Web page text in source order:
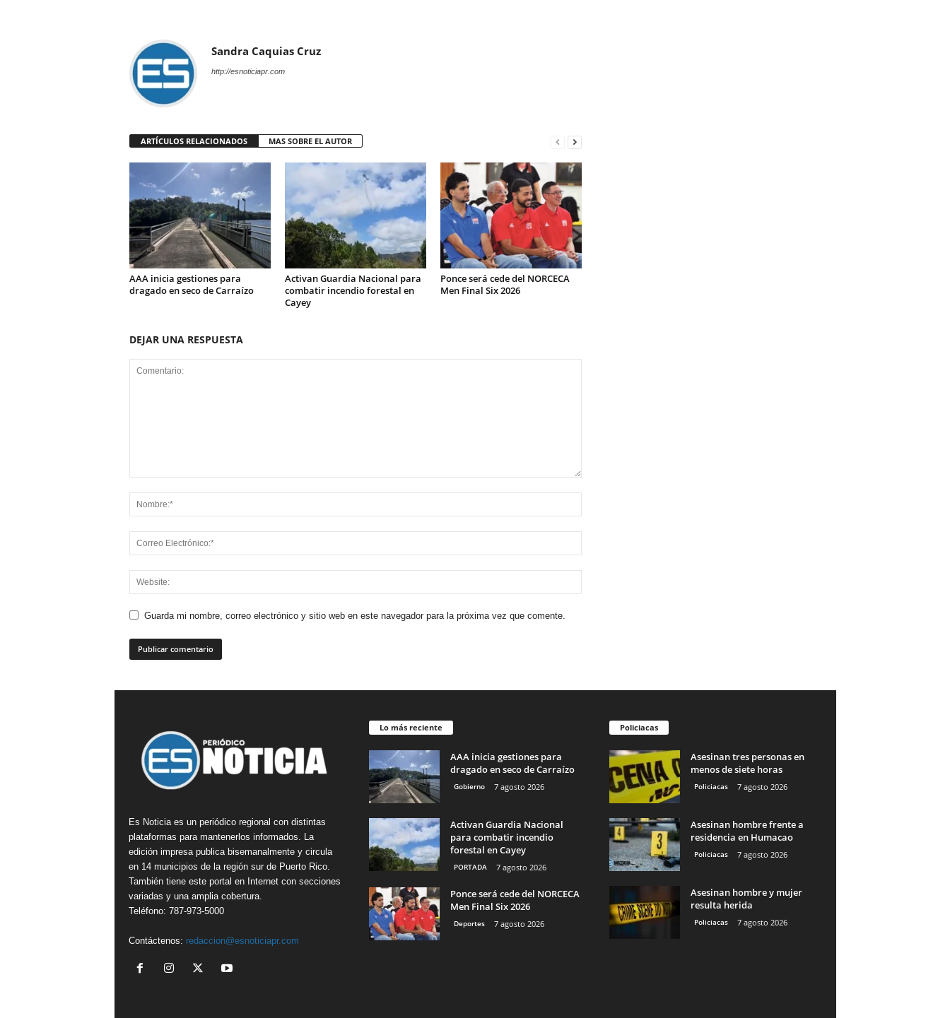
Sandra Caquias Cruz
http://esnoticiapr.com
ARTÍCULOS RELACIONADOS MAS SOBRE EL AUTOR
AAA inicia gestiones para
dragado en seco de Carraízo
Activan Guardia Nacional para
combatir incendio forestal en
Cayey
Ponce será cede del NORCECA
Men Final Six 2026
DEJAR UNA RESPUESTA
Guarda mi nombre, correo electrónico y sitio web en este navegador para la próxima vez que comente.
Es Noticia es un periódico regional con distintas
plataformas para mantenerlos informados. La
edición impresa publica bisemanalmente y circula
en 14 municipios de la región sur de Puerto Rico.
También tiene este portal en Internet con secciones
variadas y una amplia cobertura.
Teléfono: 787-973-5000
Contáctenos: redaccion@esnoticiapr.com
Lo más reciente
AAA inicia gestiones para
dragado en seco de Carraízo
Gobierno 7 agosto 2026
Activan Guardia Nacional
para combatir incendio
forestal en Cayey
PORTADA 7 agosto 2026
Ponce será cede del NORCECA
Men Final Six 2026
Deportes 7 agosto 2026
Policiacas
Asesinan tres personas en
menos de siete horas
Policiacas 7 agosto 2026
Asesinan hombre frente a
residencia en Humacao
Policiacas 7 agosto 2026
Asesinan hombre y mujer
resulta herida
Policiacas 7 agosto 2026